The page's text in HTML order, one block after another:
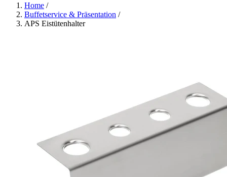
Home /
Buffetservice & Präsentation /
APS Eistütenhalter